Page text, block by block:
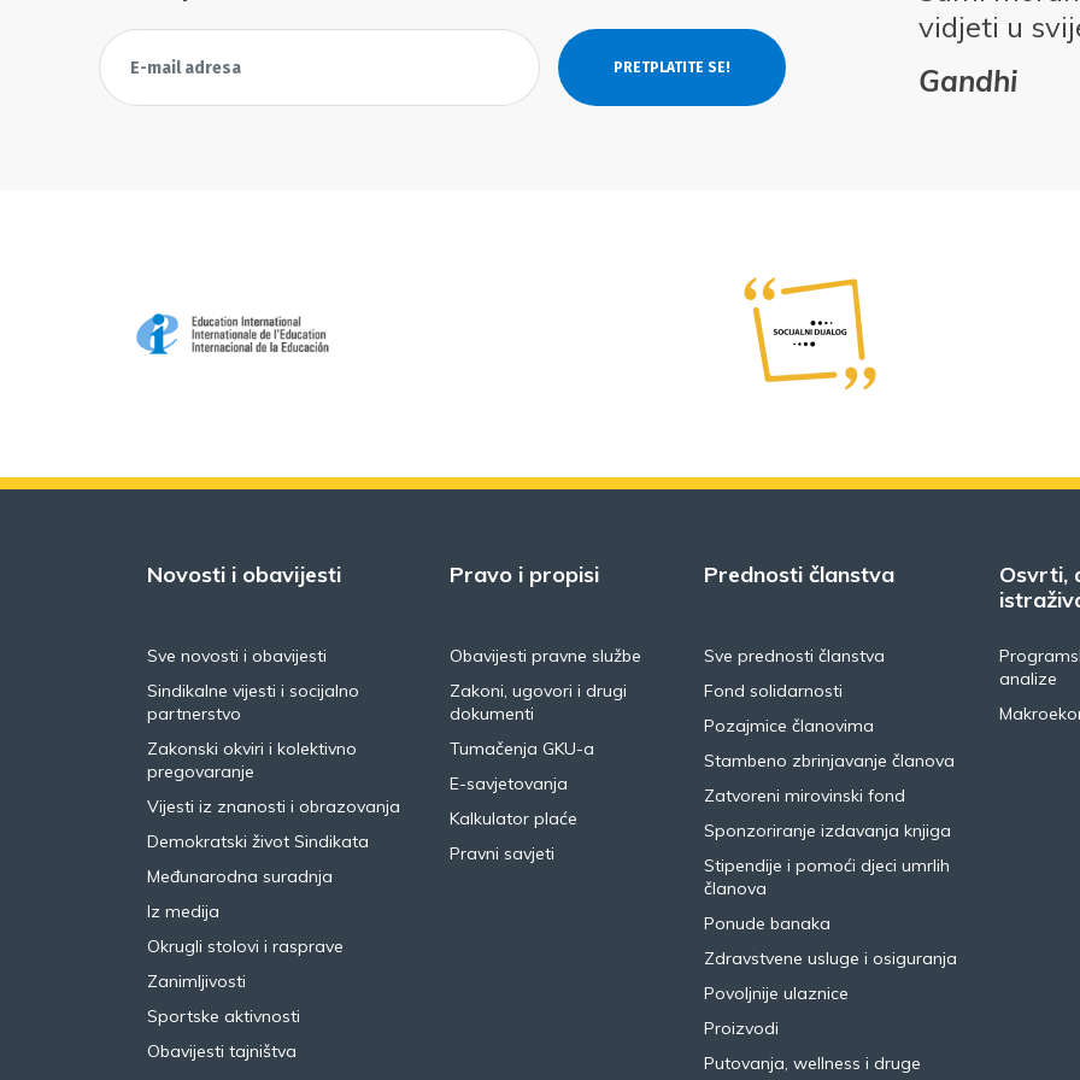
vidjeti u
Gandhi
Novosti i obavijesti
Sve novosti i obavijesti
Sindikalne vijesti i socijalno
partnerstvo
Zakonski okviri i kolektivno
pregovaranje
Vijesti iz znanosti i obrazovanja
Demokratski život Sindikata
Međunarodna suradnja
Iz medija
Okrugli stolovi i rasprave
Zanimljivosti
Sportske aktivnosti
Obavijesti tajništva
Pravo i propisi
Obavijesti pravne službe
Zakoni, ugovori i drugi
dokumenti
Tumačenja GKU-a
E-savjetovanja
Kalkulator plaće
Pravni savjeti
Prednosti članstva
Sve prednosti članstva
Fond solidarnosti
Pozajmice članovima
Stambeno zbrinjavanje članova
Zatvoreni mirovinski fond
Sponzoriranje izdavanja knjiga
Stipendije i pomoći djeci umrlih
članova
Ponude banaka
Zdravstvene usluge i osiguranja
Povoljnije ulaznice
Proizvodi
Putovanja, wellness i druge
Osvrti,
analize